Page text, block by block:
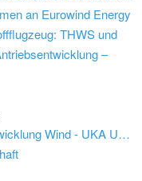
an Eurowind Energy
THWS und
–
Job: Abteilungsleiter (m/w/d) Projektentwicklung Wind - UKA Umweltgerechte Kraftanlagen GmbH & Co. KG